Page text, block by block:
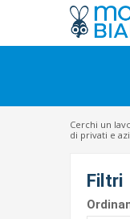
Cerchi un
di privati e
Filtri